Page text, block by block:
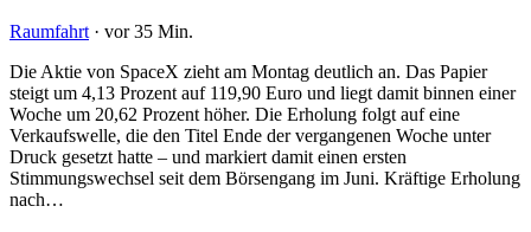
Raumfahrt · vor 35 Min.
Die Aktie von SpaceX zieht am Montag deutlich an. Das Papier
steigt um 4,13 Prozent auf 119,90 Euro und liegt damit binnen einer
Woche um 20,62 Prozent höher. Die Erholung folgt auf eine
Verkaufswelle, die den Titel Ende der vergangenen Woche unter
Druck gesetzt hatte – und markiert damit einen ersten
Stimmungswechsel seit dem Börsengang im Juni. Kräftige Erholung
nach…